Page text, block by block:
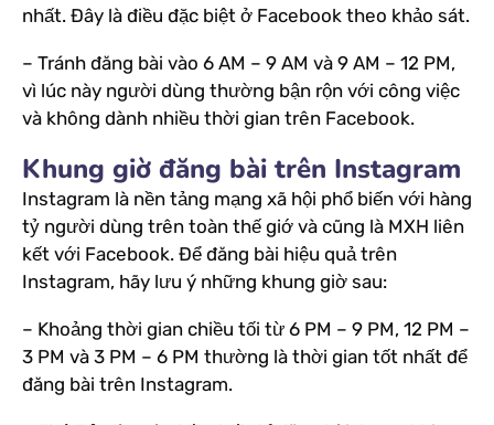
nhất. Đây là điều đặc biệt ở Facebook theo khảo sát.
– Tránh đăng bài vào 6 AM – 9 AM và 9 AM – 12 PM,
vì lúc này người dùng thường bận rộn với công việc
và không dành nhiều thời gian trên Facebook.
Khung giờ đăng bài trên Instagram
Instagram là nền tảng mạng xã hội phổ biến với hàng
tỷ người dùng trên toàn thế giớ và cũng là MXH liên
kết với Facebook. Để đăng bài hiệu quả trên
Instagram, hãy lưu ý những khung giờ sau:
– Khoảng thời gian chiều tối từ 6 PM – 9 PM, 12 PM –
3 PM và 3 PM – 6 PM thường là thời gian tốt nhất để
đăng bài trên Instagram.